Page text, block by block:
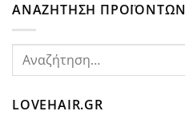
ΑΝΑΖΗΤΗΣΗ ΠΡΟΪΟΝΤΩΝ
Αναζήτηση
LOVEHAIR.GR